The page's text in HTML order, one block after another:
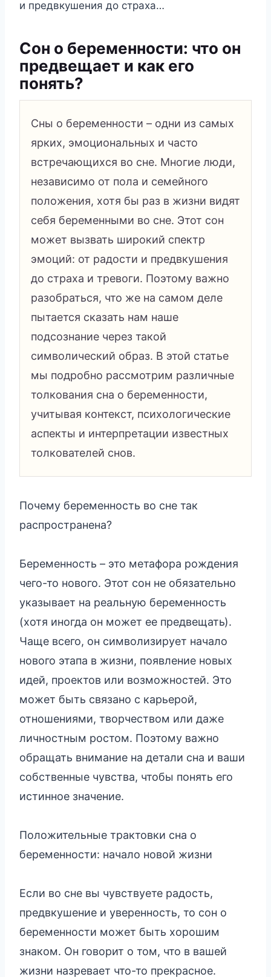
и предвкушения до страха…
Сон о беременности: что он
предвещает и как его
понять?
Сны о беременности – одни из самых
ярких, эмоциональных и часто
встречающихся во сне. Многие люди,
независимо от пола и семейного
положения, хотя бы раз в жизни видят
себя беременными во сне. Этот сон
может вызвать широкий спектр
эмоций: от радости и предвкушения
до страха и тревоги. Поэтому важно
разобраться, что же на самом деле
пытается сказать нам наше
подсознание через такой
символический образ. В этой статье
мы подробно рассмотрим различные
толкования сна о беременности,
учитывая контекст, психологические
аспекты и интерпретации известных
толкователей снов.
Почему беременность во сне так
распространена?
Беременность – это метафора рождения
чего-то нового. Этот сон не обязательно
указывает на реальную беременность
(хотя иногда он может ее предвещать).
Чаще всего, он символизирует начало
нового этапа в жизни, появление новых
идей, проектов или возможностей. Это
может быть связано с карьерой,
отношениями, творчеством или даже
личностным ростом. Поэтому важно
обращать внимание на детали сна и ваши
собственные чувства, чтобы понять его
истинное значение.
Положительные трактовки сна о
беременности: начало новой жизни
Если во сне вы чувствуете радость,
предвкушение и уверенность, то сон о
беременности может быть хорошим
знаком. Он говорит о том, что в вашей
жизни назревает что-то прекрасное.